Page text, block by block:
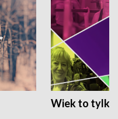
Wiek to tylko